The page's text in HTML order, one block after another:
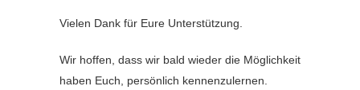
Vielen Dank für Eure Unterstützung.
Wir hoffen, dass wir bald wieder die Möglichkeit
haben Euch, persönlich kennenzulernen.